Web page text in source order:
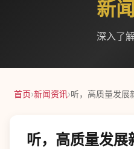
新
深入了
首页›新闻资讯›听，高质量发展
听，高质量发展